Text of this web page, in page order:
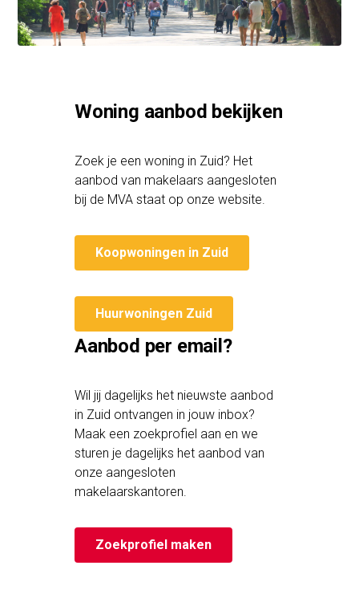
Woning aanbod bekijken
Zoek je een woning in Zuid? Het
aanbod van makelaars aangesloten
bij de MVA staat op onze website.
Koopwoningen in Zuid
Huurwoningen Zuid
Aanbod per email?
Wil jij dagelijks het nieuwste aanbod
in Zuid ontvangen in jouw inbox?
Maak een zoekprofiel aan en we
sturen je dagelijks het aanbod van
onze aangesloten
makelaarskantoren.
Zoekprofiel maken